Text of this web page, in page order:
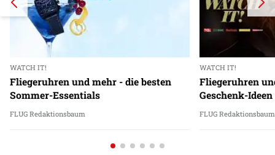
WATCH IT!
Fliegeruhren und mehr - die besten
Sommer-Essentials
FLUG Redaktionsbaum
WATCH IT!
Fliegeruhren
Geschenk-Ideen
FLUG Redaktionsbaum